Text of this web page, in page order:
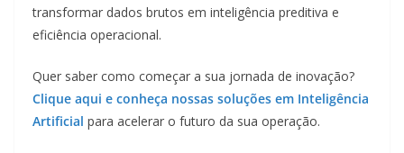
transformar dados brutos em inteligência preditiva e
eficiência operacional.
Quer saber como começar a sua jornada de inovação?
Clique aqui e conheça nossas soluções em Inteligência
Artificial para acelerar o futuro da sua operação.